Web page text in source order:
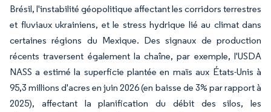
Brésil, l'instabilité géopolitique affectant les corridors terrestres
et fluviaux ukrainiens, et le stress hydrique lié au climat dans
certaines régions du Mexique. Des signaux de production
récents traversent également la chaîne, par exemple, l'USDA
NASS a estimé la superficie plantée en maïs aux États-Unis à
95,3 millions d'acres en juin 2026 (en baisse de 3% par rapport à
2025), affectant la planification du débit des silos, les